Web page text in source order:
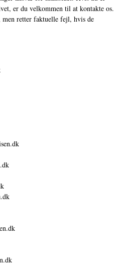
er du velkommen til at kontakte os.
retter faktuelle fejl, hvis de